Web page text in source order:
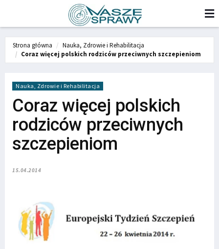
Strona główna
Nauka, Zdrowie i Rehabilitacja
Coraz więcej polskich rodziców przeciwnych szczepieniom
Nauka, Zdrowie i Rehabilitacja
Coraz więcej polskich
rodziców przeciwnych
szczepieniom
15.04.2014